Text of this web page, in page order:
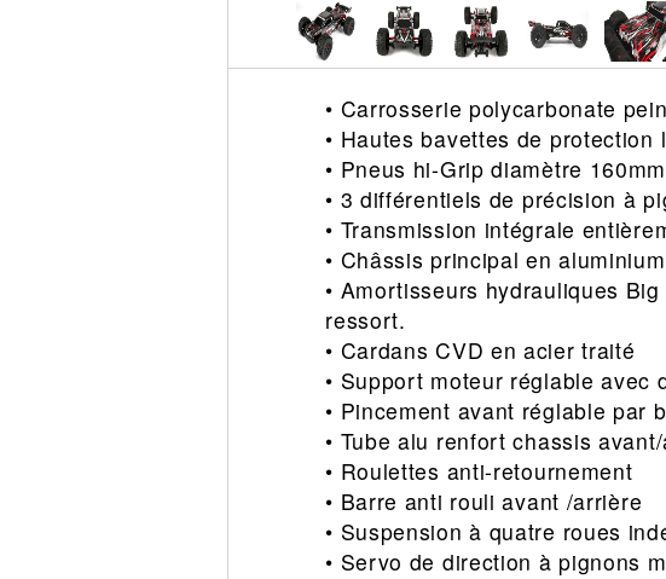
Vehicule
Catalogue
Accesoire
• Carrosserie polycarbonate
• Hautes bavettes de protection
• Pneus hi-Grip diamètre
• 3 différentiels de précision à
• Transmission intégrale
• Châssis principal en
• Amortisseurs hydrauliques
ressort.
• Cardans CVD en acier traité
• Support moteur réglable avec
• Pincement avant réglable par
• Tube alu renfort chassis
• Roulettes anti-retournement
• Barre anti rouli avant /arrière
• Suspension à quatre roues
• Servo de direction à pignons